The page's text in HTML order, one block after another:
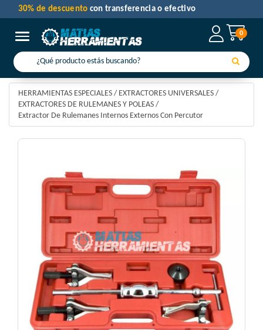
0
Toggle navigation
30% de descuentocon transferencia o efectivo
HERRAMIENTAS ESPECIALES / EXTRACTORES UNIVERSALES /
EXTRACTORES DE RULEMANES Y POLEAS /
Extractor De Rulemanes Internos Externos Con Percutor